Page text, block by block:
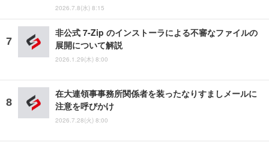
2026.7.8(水) 8:15
非公式 7-Zip のインストーラによる不審なファイルの
展開について解説
2026.1.29(木) 8:00
在大連領事事務所関係者を装ったなりすましメールに
注意を呼びかけ
2026.7.28(火) 8:00